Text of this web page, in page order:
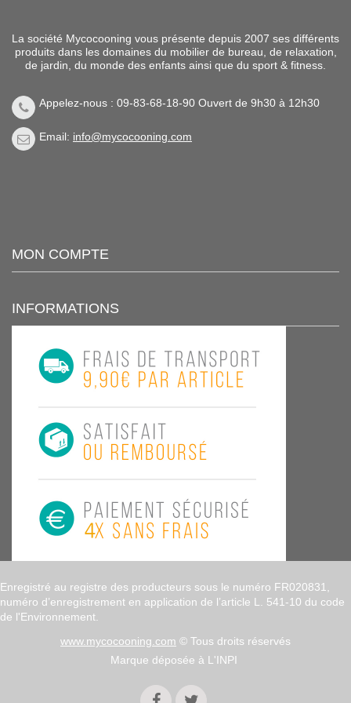
La société Mycocooning vous présente depuis 2007 ses différents
produits dans les domaines du mobilier de bureau, de relaxation,
de jardin, du monde des enfants ainsi que du sport & fitness.
Appelez-nous : 09-83-68-18-90 Ouvert de 9h30 à 12h30
Email: info@mycocooning.com
MON COMPTE
INFORMATIONS
Enregistré au registre des producteurs sous le numéro FR020831,
numéro d’enregistrement en application de l’article L. 541-10 du code
de l'Environnement.
www.mycocooning.com © Tous droits réservés
Marque déposée à L'INPI